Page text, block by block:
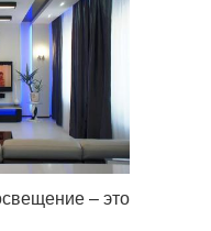
– это